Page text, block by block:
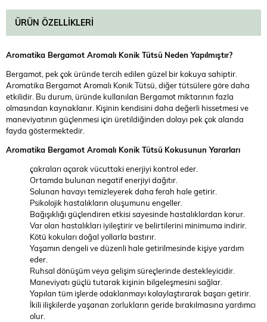
ÜRÜN ÖZELLIKLERI
Aromatika Bergamot Aromalı Konik Tütsü Neden Yapılmıştır?
Bergamot, pek çok üründe tercih edilen güzel bir kokuya sahiptir.
Aromatika Bergamot Aromalı Konik Tütsü, diğer tütsülere göre daha
etkilidir. Bu durum, üründe kullanılan Bergamot miktarının fazla
olmasından kaynaklanır. Kişinin kendisini daha değerli hissetmesi ve
maneviyatının güçlenmesi için üretildiğinden dolayı pek çok alanda
fayda göstermektedir.
Aromatika Bergamot Aromalı Konik Tütsü Kokusunun Yararları
çakraları açarak vücuttaki enerjiyi kontrol eder.
Ortamda bulunan negatif enerjiyi dağıtır.
Solunan havayı temizleyerek daha ferah hale getirir.
Psikolojik hastalıkların oluşumunu engeller.
Bağışıklığı güçlendiren etkisi sayesinde hastalıklardan korur.
Var olan hastalıkları iyileştirir ve belirtilerini minimuma indirir.
Kötü kokuları doğal yollarla bastırır.
Yaşamın dengeli ve düzenli hale getirilmesinde kişiye yardım
eder.
Ruhsal dönüşüm veya gelişim süreçlerinde destekleyicidir.
Maneviyatı güçlü tutarak kişinin bilgeleşmesini sağlar.
Yapılan tüm işlerde odaklanmayı kolaylaştırarak başarı getirir.
İkili ilişkilerde yaşanan zorlukların geride bırakılmasına yardımcı
olur.